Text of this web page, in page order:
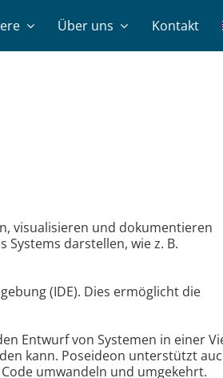
Über uns Kontakt
visualisieren und dokumentieren
darstellen, wie z. B.
(IDE). Dies ermöglicht die
Entwurf von Systemen in einer
kann. Poseideon unterstützt
umwandeln und umgekehrt.